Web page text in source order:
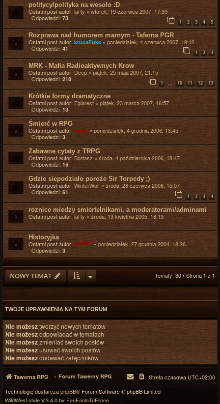
politycy/polityka na wesolo :D
Ostatni post autor: laRy « wtorek, 19 czerwca 2007, 17:39
Odpowiedzi: 73
1 2 3 4 5
Rozprawa nad humorem marnym - Taferna PGR
Ostatni post autor: krucaFuks « poniedziałek, 4 czerwca 2007, 19:12
Odpowiedzi: 41
1 2 3
MRK - Mafia Radioaktywnych Krow
Ostatni post autor: Deep« piątek, 25 maja 2007, 21:15
Odpowiedzi: 218
1 … 10 11 12 13
Krótkie formy dramatyczne
Ostatni post autor: Eglarest « piątek, 23 marca 2007, 16:57
Odpowiedzi: 13
Śmierć w RPG
Ostatni post autor: Falka« poniedziałek, 4 grudnia 2006, 13:45
Odpowiedzi: 3
Zabawne cytaty z TRPG
Ostatni post autor: Bortasz « środa, 4 października 2006, 18:47
Odpowiedzi: 15
Gdzie siepodziało poroże Sir Torpedy ;)
Ostatni post autor: WinterWolf « środa, 28 czerwca 2006, 15:07
Odpowiedzi: 61
1 2 3 4
roznice miedzy smiertelnikami, a moderatorami/adminami
Ostatni post autor:laRy « środa, 13 kwietnia 2005, 18:13
Historyjka
Ostatni post autor: BAZYL « poniedziałek, 27 grudnia 2004, 18:26
Odpowiedzi: 3
NOWY TEMAT Tematy: 30 • Strona 1 z 1
TWOJE UPRAWNIENIA NA TYM FORUM
Nie możesztworzyć nowych tematów
Nie możeszodpowiadać w tematach
Nie możeszzmieniać swoich postów
Nie możeszusuwać swoich postów
Nie możeszdodawać załączników
Tawerna RPG Forum Tawerny RPG Strefa czasowa UTC+02:00
Technologię dostarczaphpBB® Forum Software © phpBB Limited
WildWest style V.3.4.0 by FanFanlaTuFlippe